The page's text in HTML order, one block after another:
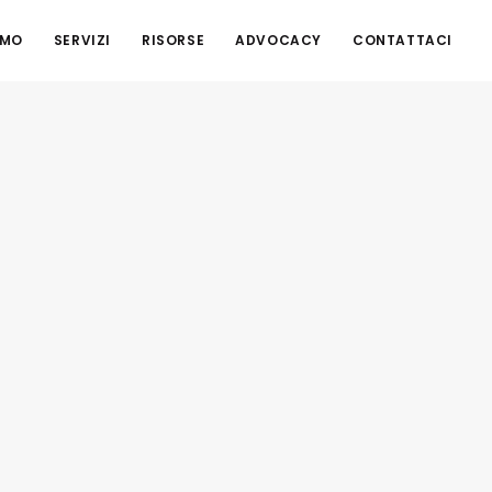
SERVIZI RISORSE ADVOCACY CONTATTACI